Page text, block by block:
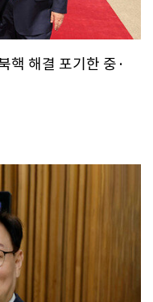
핵 해결 포기한 중·